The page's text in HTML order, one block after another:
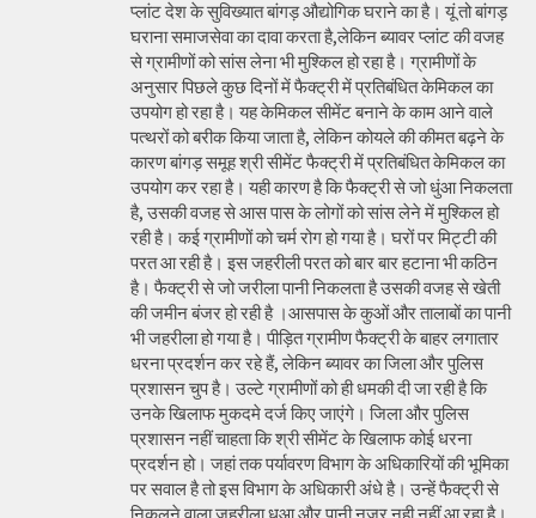
प्लांट देश के सुविख्यात बांगड़ औद्योगिक घराने का है। यूं तो बांगड़
घराना समाजसेवा का दावा करता है,लेकिन ब्यावर प्लांट की वजह
से ग्रामीणों को सांस लेना भी मुश्किल हो रहा है। ग्रामीणों के
अनुसार पिछले कुछ दिनों में फैक्ट्री में प्रतिबंधित केमिकल का
उपयोग हो रहा है। यह केमिकल सीमेंट बनाने के काम आने वाले
पत्थरों को बरीक किया जाता है, लेकिन कोयले की कीमत बढ़ने के
कारण बांगड़ समूह श्री सीमेंट फैक्ट्री में प्रतिबंधित केमिकल का
उपयोग कर रहा है। यही कारण है कि फैक्ट्री से जो धुंआ निकलता
है, उसकी वजह से आस पास के लोगों को सांस लेने में मुश्किल हो
रही है। कई ग्रामीणों को चर्म रोग हो गया है। घरों पर मिट्टी की
परत आ रही है। इस जहरीली परत को बार बार हटाना भी कठिन
है। फैक्ट्री से जो जरीला पानी निकलता है उसकी वजह से खेती
की जमीन बंजर हो रही है ।आसपास के कुओं और तालाबों का पानी
भी जहरीला हो गया है। पीड़ित ग्रामीण फैक्ट्री के बाहर लगातार
धरना प्रदर्शन कर रहे हैं, लेकिन ब्यावर का जिला और पुलिस
प्रशासन चुप है। उल्टे ग्रामीणों को ही धमकी दी जा रही है कि
उनके खिलाफ मुकदमे दर्ज किए जाएंगे। जिला और पुलिस
प्रशासन नहीं चाहता कि श्री सीमेंट के खिलाफ कोई धरना
प्रदर्शन हो। जहां तक पर्यावरण विभाग के अधिकारियों की भूमिका
पर सवाल है तो इस विभाग के अधिकारी अंधे है। उन्हें फैक्ट्री से
निकलने वाला जहरीला धुआ और पानी नजर नही नहीं आ रहा है।